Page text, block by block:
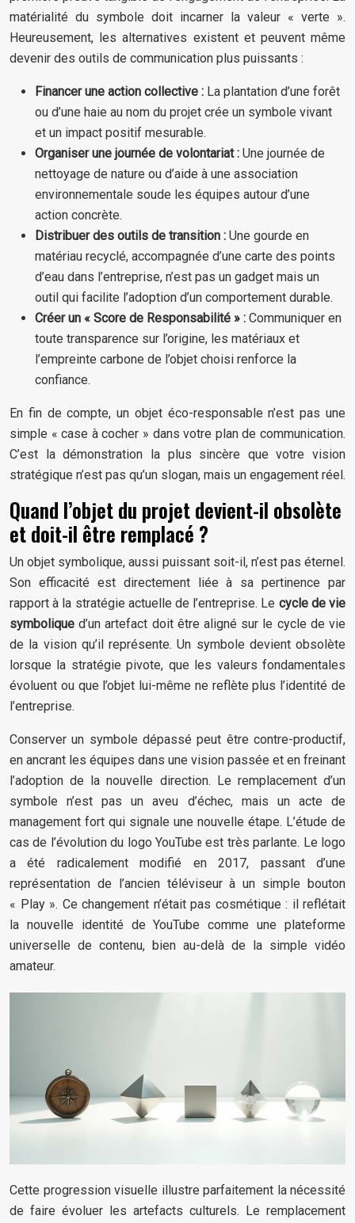
matérialité du symbole doit incarner la valeur « verte ».
Heureusement, les alternatives existent et peuvent même
devenir des outils de communication plus puissants :
Financer une action collective : La plantation d’une forêt
ou d’une haie au nom du projet crée un symbole vivant
et un impact positif mesurable.
Organiser une journée de volontariat : Une journée de
nettoyage de nature ou d’aide à une association
environnementale soude les équipes autour d’une
action concrète.
Distribuer des outils de transition : Une gourde en
matériau recyclé, accompagnée d’une carte des points
d’eau dans l’entreprise, n’est pas un gadget mais un
outil qui facilite l’adoption d’un comportement durable.
Créer un « Score de Responsabilité » : Communiquer en
toute transparence sur l’origine, les matériaux et
l’empreinte carbone de l’objet choisi renforce la
confiance.
En fin de compte, un objet éco-responsable n’est pas une
simple « case à cocher » dans votre plan de communication.
C’est la démonstration la plus sincère que votre vision
stratégique n’est pas qu’un slogan, mais un engagement réel.
Quand l’objet du projet devient-il obsolète
et doit-il être remplacé ?
Un objet symbolique, aussi puissant soit-il, n’est pas éternel.
Son efficacité est directement liée à sa pertinence par
rapport à la stratégie actuelle de l’entreprise. Le cycle de vie
symbolique d’un artefact doit être aligné sur le cycle de vie
de la vision qu’il représente. Un symbole devient obsolète
lorsque la stratégie pivote, que les valeurs fondamentales
évoluent ou que l’objet lui-même ne reflète plus l’identité de
l’entreprise.
Conserver un symbole dépassé peut être contre-productif,
en ancrant les équipes dans une vision passée et en freinant
l’adoption de la nouvelle direction. Le remplacement d’un
symbole n’est pas un aveu d’échec, mais un acte de
management fort qui signale une nouvelle étape. L’étude de
cas de l’évolution du logo YouTube est très parlante. Le logo
a été radicalement modifié en 2017, passant d’une
représentation de l’ancien téléviseur à un simple bouton
« Play ». Ce changement n’était pas cosmétique : il reflétait
la nouvelle identité de YouTube comme une plateforme
universelle de contenu, bien au-delà de la simple vidéo
amateur.
Cette progression visuelle illustre parfaitement la nécessité
de faire évoluer les artefacts culturels. Le remplacement